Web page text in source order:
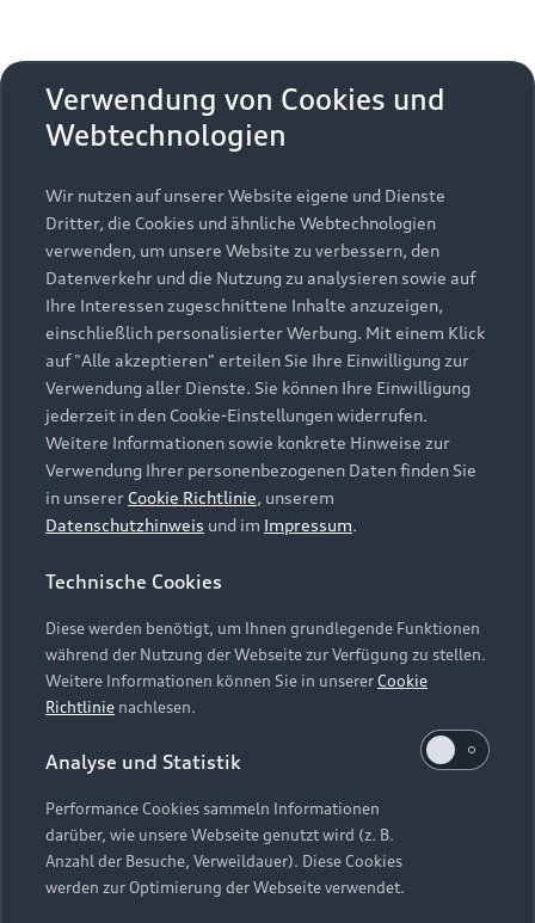
Zurück nach oben
Modelle
Alle Modelle
Modelle vergleichen
Elektromodelle
Plug-in-Hybride
Kaufen & leasen
Neuwagensuche
Gebrauchtwagensuche
Gebrauchtwagen
Finanzierung
Aktionen & Angebote
Geschäftskunden
Service & Zubehör
Saisonale Angebote
Audi Services
Garantie
Audi digital services
myAudi
Support
Kundenservice
Händlersuche
Audi Code
Online-Terminvereinbarung
Servicekontakt
Vertrag widerrufen
Über Audi
Unternehmen
Karriere
Investor Relations
Presse & Media Center
Datenschutz
Audi erleben
Newsletter
Impressum Rechtliches
Hinweisgebersystem
Datenschutzinformation
Cookie-Einstellungen
Cookie-Richtlinie
Barrierefreiheit
Hinweis: Die aktuelle Darstellung und Anordnung der
Embleme am Fahrzeug bei allen Abbildungen auf dieser
Webseite kann abweichen.
Verwendung von Cookies und
Webtechnologien
Wir nutzen auf unserer Website eigene und Dienste
Dritter, die Cookies und ähnliche Webtechnologien
verwenden, um unsere Website zu verbessern, den
Datenverkehr und die Nutzung zu analysieren sowie auf
Ihre Interessen zugeschnittene Inhalte anzuzeigen,
einschließlich personalisierter Werbung. Mit einem Klick
auf "Alle akzeptieren" erteilen Sie Ihre Einwilligung zur
Verwendung aller Dienste. Sie können Ihre Einwilligung
jederzeit in den Cookie-Einstellungen widerrufen.
Weitere Informationen sowie konkrete Hinweise zur
Verwendung Ihrer personenbezogenen Daten finden Sie
in unserer Cookie Richtlinie, unserem
Datenschutzhinweis und im Impressum.
Technische Cookies
Diese werden benötigt, um Ihnen grundlegende Funktionen
während der Nutzung der Webseite zur Verfügung zu stellen.
Weitere Informationen können Sie in unsererCookie
Richtlinie nachlesen.
Analyse und Statistik
Performance Cookies sammeln Informationen
darüber, wie unsere Webseite genutzt wird (z. B.
Anzahl der Besuche, Verweildauer). Diese Cookies
werden zur Optimierung der Webseite verwendet.